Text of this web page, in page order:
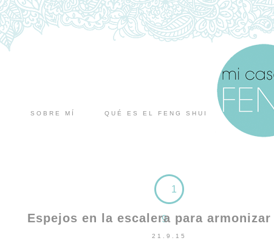
SOBRE MÍ QUÉ ES EL FENG SHUI
1
9
Espejos en la escalera para
21.9.15